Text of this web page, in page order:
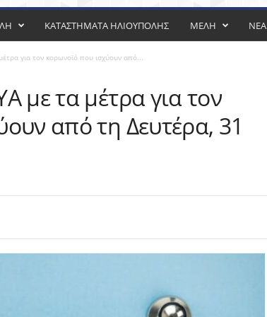
ΚΑΤΑΣΤΗΜΑΤΑ ΗΛΙΟΥΠΟΛΗΣ ΜΕΛΗ ΝΕΑ
για τον κορωνοϊό που ισχύουν από...
με τα μέτρα για τον
από τη Δευτέρα, 31